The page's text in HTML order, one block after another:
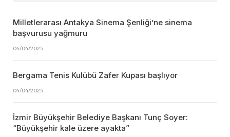
Milletlerarası Antakya Sinema Şenliği’ne sinema
başvurusu yağmuru
04/04/2025
Bergama Tenis Kulübü Zafer Kupası başlıyor
04/04/2025
İzmir Büyükşehir Belediye Başkanı Tunç Soyer:
“Büyükşehir kale üzere ayakta”